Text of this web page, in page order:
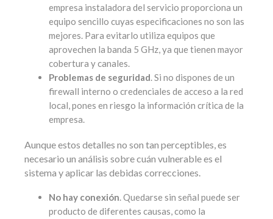
empresa instaladora del servicio proporciona un
equipo sencillo cuyas especificaciones no son las
mejores. Para evitarlo utiliza equipos que
aprovechen la banda 5 GHz, ya que tienen mayor
cobertura y canales.
Problemas de seguridad. Si no dispones de un
firewall interno o credenciales de acceso a la red
local, pones en riesgo la información crítica de la
empresa.
Aunque estos detalles no son tan perceptibles, es
necesario un análisis sobre cuán vulnerable es el
sistema y aplicar las debidas correcciones.
No hay conexión. Quedarse sin señal puede ser
producto de diferentes causas, como la